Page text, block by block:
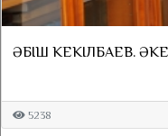
ӘБІШ КЕКІЛБАЕВ. ӘКЕ
5238